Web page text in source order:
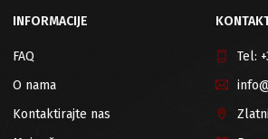
INFORMACIJE
FAQ
O nama
Kontaktirajte nas
Tel: